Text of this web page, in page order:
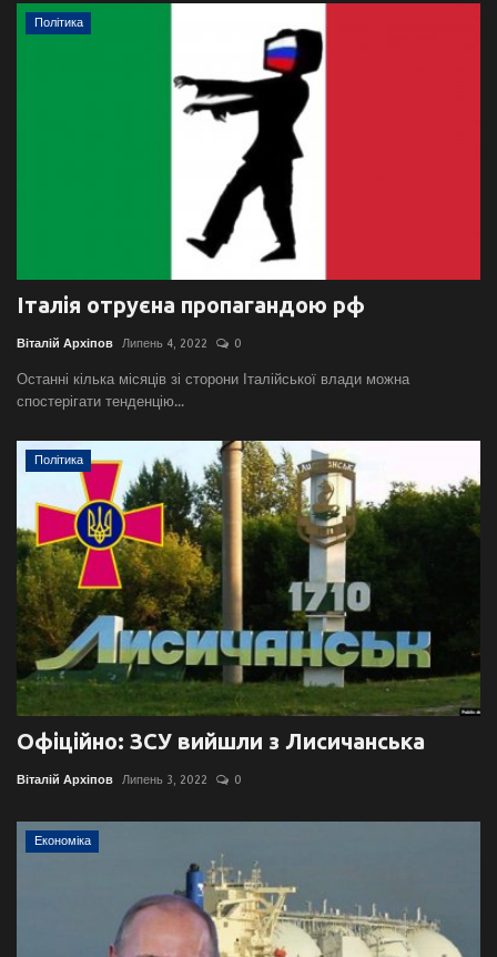
Політика
Італія отруєна пропагандою рф
Віталій Архіпов Липень 4, 2022 0
Останні кілька місяців зі сторони Італійської влади можна
спостерігати тенденцію...
Політика
Офіційно: ЗСУ вийшли з Лисичанська
Віталій Архіпов Липень 3, 2022 0
Економіка